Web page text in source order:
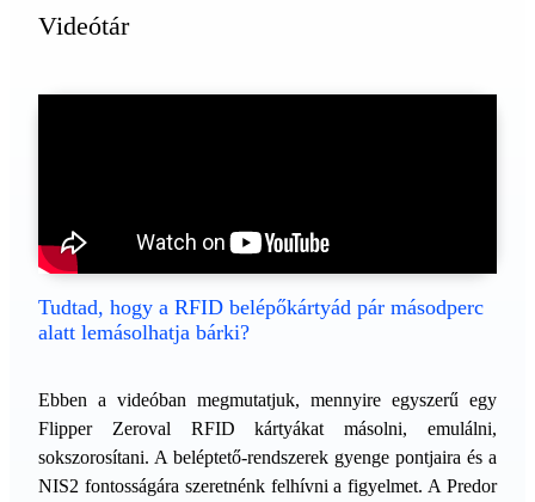
Videótár
Tudtad, hogy a RFID belépőkártyád pár másodperc
alatt lemásolhatja bárki?
Ebben a videóban megmutatjuk, mennyire egyszerű egy
Flipper Zeroval RFID kártyákat másolni, emulálni,
sokszorosítani. A beléptető-rendszerek gyenge pontjaira és a
NIS2 fontosságára szeretnénk felhívni a figyelmet. A Predor